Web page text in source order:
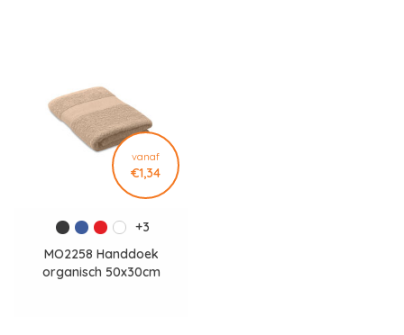
vanaf
€1,34
+3
MO2258 Handdoek
organisch 50x30cm